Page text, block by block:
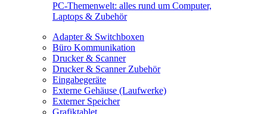
PC-Themenwelt: alles rund um Computer,
Laptops & Zubehör
Adapter & Switchboxen
Büro Kommunikation
Drucker & Scanner
Drucker & Scanner Zubehör
Eingabegeräte
Externe Gehäuse (Laufwerke)
Externer Speicher
Grafiktablet